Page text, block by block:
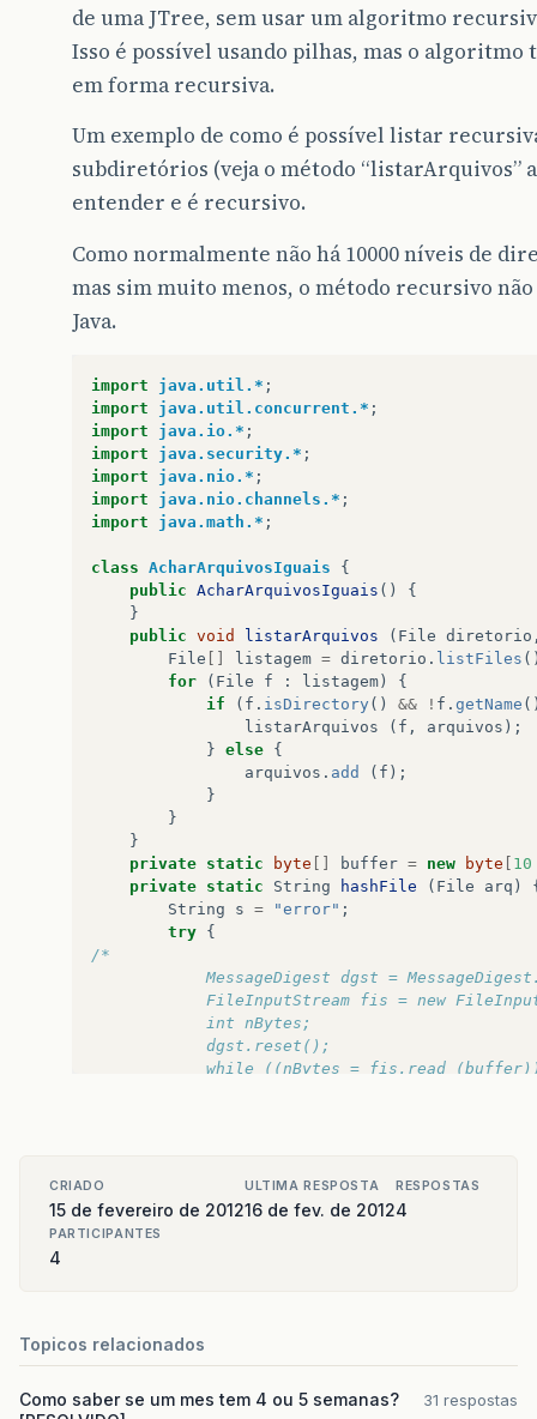
de uma JTree, sem usar um algoritmo
Isso é possível usando pilhas, mas o
em forma recursiva.
Um exemplo de como é possível listar
subdiretórios (veja o método “listarArquivos”
entender e é recursivo.
Como normalmente não há 10000 níveis de
mas sim muito menos, o método recursivo
Java.
import java.util.* ;
import
java.util.concurrent.* ;
import
java.io.* ;
import
java.security.* ;
import
java.nio.* ;
import
java.nio.channels.* ;
import
java.math.* ;
class AcharArquivosIguais
{
public AcharArquivosIguais ()
{
}
public void listarArquivos ( File diretorio
File
listagem = diretorio . listFiles
for
( File f : listagem )
{
if
( f . isDirectory () && ! f . getName
listarArquivos
( f , arquivos );
} else {
arquivos . add ( f );
}
}
}
private static byte buffer = new byte
10
private static String hashFile ( File arq )
String
s = "error" ;
try {
MessageDigest dgst =
FileInputStream fis = new
            int nBytes;
            dgst.reset();
while ((nBytes = fis.read
*/
MessageDigest
dgst =
byte[] bytes = dgst.digest();
s
= bd. toString (16 );
CRIADO
15 de fevereiro de 2012
ULTIMA RESPOSTA
16 de fev. de 2012
RESPOSTAS
4
PARTICIPANTES
4
Topicos relacionados
Como saber se um mes tem 4 ou 5 semanas?
31 respostas